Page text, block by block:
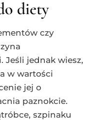
diety
czy
Jeśli jednak wiesz,
w wartości
jej o
paznokcie.
szpinaku